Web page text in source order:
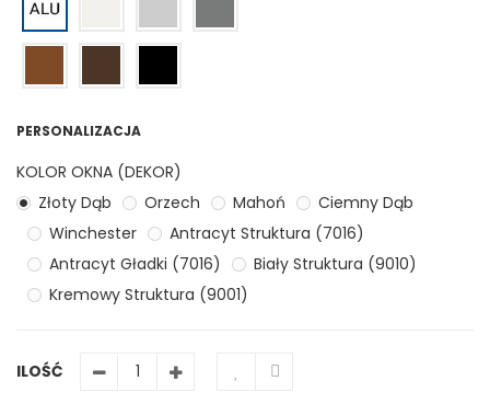
PERSONALIZACJA
KOLOR OKNA (DEKOR)
Złoty Dąb
Orzech Mahoń
Ciemny Dąb
Winchester
Antracyt Struktura (7016)
Antracyt Gładki (7016)
Biały Struktura (9010)
Kremowy Struktura (9001)
ILOŚĆ